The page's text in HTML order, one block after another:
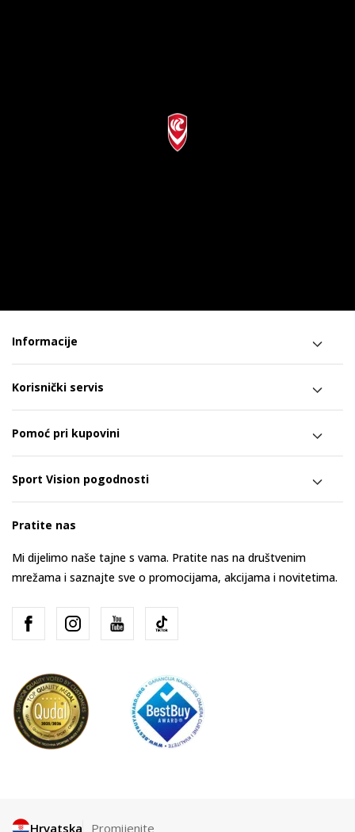
Informacije
Korisnički servis
Pomoć pri kupovini
Sport Vision pogodnosti
Pratite nas
Mi dijelimo naše tajne s vama. Pratite nas na društvenim
mrežama i saznajte sve o promocijama, akcijama i novitetima.
Hrvatska Promijenite